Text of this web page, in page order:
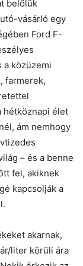
belőlük
vásárló egy
Ford F-
a közüzemi
farmerek,
hétköznapi élet
ám nemhogy
– és a benne
fel, akiknek
kapcsolják a
akarnak,
liter körüli ára